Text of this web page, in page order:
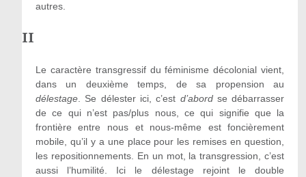
autres.
II
Le caractère transgressif du féminisme décolonial vient,
dans un deuxième temps, de sa propension au
délestage. Se délester ici, c’est d’abordse débarrasser
de ce qui n’est pas/plus nous, ce qui signifie que la
frontière entre nous et nous-même est foncièrement
mobile, qu’il y a une place pour les remises en question,
les repositionnements. En un mot, la transgression, c’est
aussi l’humilité. Ici le délestage rejoint le double